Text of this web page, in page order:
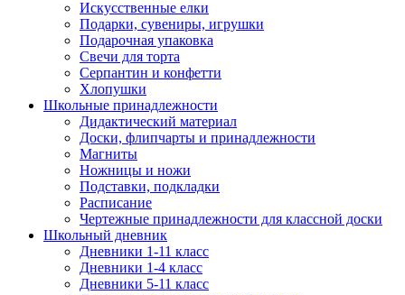
Искусственные елки
Подарки, сувениры, игрушки
Подарочная упаковка
Свечи для торта
Серпантин и конфетти
Хлопушки
Школьные принадлежности
Дидактический материал
Доски, флипчарты и принадлежности
Магниты
Ножницы и ножи
Подставки, подкладки
Расписание
Чертежные принадлежности для классной доски
Школьный дневник
Дневники 1-11 класс
Дневники 1-4 класс
Дневники 5-11 класс